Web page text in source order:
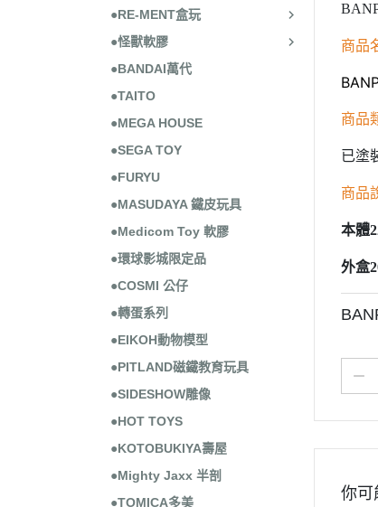
●RE-MENT盒玩
●怪獸軟膠
●BANDAI萬代
●TAITO
●MEGA HOUSE
●SEGA TOY
●FURYU
●MASUDAYA 鐵皮玩具
●Medicom Toy 軟膠
●環球影城限定品
●COSMI 公仔
●轉蛋系列
●EIKOH動物模型
●PITLAND磁鐵教育玩具
●SIDESHOW雕像
●HOT TOYS
●KOTOBUKIYA壽屋
●Mighty Jaxx 半剖
●TOMICA多美
商品
商品
已塗
商品
本體
外盒
你可